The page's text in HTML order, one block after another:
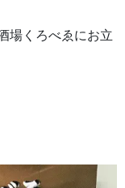
場くろべゑにお立